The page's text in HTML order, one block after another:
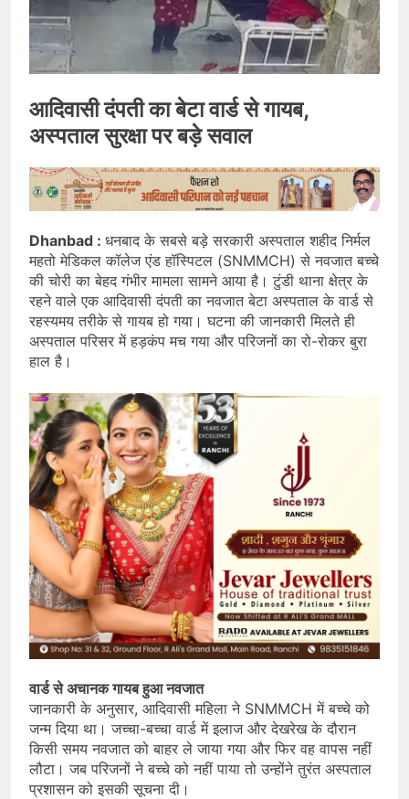
आदिवासी दंपती का बेटा वार्ड से गायब,
अस्पताल सुरक्षा पर बड़े सवाल
Dhanbad : धनबाद के सबसे बड़े सरकारी अस्पताल शहीद निर्मल
महतो मेडिकल कॉलेज एंड हॉस्पिटल (SNMMCH) से नवजात बच्चे
की चोरी का बेहद गंभीर मामला सामने आया है। टुंडी थाना क्षेत्र के
रहने वाले एक आदिवासी दंपती का नवजात बेटा अस्पताल के वार्ड से
रहस्यमय तरीके से गायब हो गया। घटना की जानकारी मिलते ही
अस्पताल परिसर में हड़कंप मच गया और परिजनों का रो-रोकर बुरा
हाल है।
वार्ड से अचानक गायब हुआ नवजात
जानकारी के अनुसार, आदिवासी महिला ने SNMMCH में बच्चे को
जन्म दिया था। जच्चा-बच्चा वार्ड में इलाज और देखरेख के दौरान
किसी समय नवजात को बाहर ले जाया गया और फिर वह वापस नहीं
लौटा। जब परिजनों ने बच्चे को नहीं पाया तो उन्होंने तुरंत अस्पताल
प्रशासन को इसकी सूचना दी।